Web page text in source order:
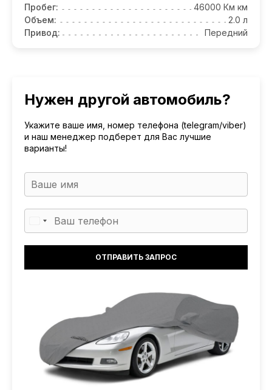
Пробег:
46000 Км км
Объем:
2.0 л
Привод:
Передний
Нужен другой автомобиль?
Укажите ваше имя, номер телефона (telegram/viber)
и наш менеджер подберет для Вас лучшие
варианты!